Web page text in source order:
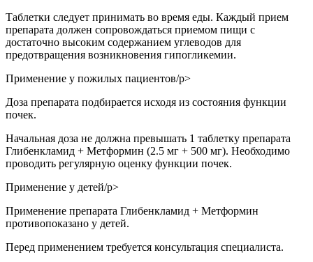
Таблетки следует принимать во время еды. Каждый прием
препарата должен сопровождаться приемом пищи с
достаточно высоким содержанием углеводов для
предотвращения возникновения гипогликемии.
Применение у пожилых пациентов/p>
Доза препарата подбирается исходя из состояния функции
почек.
Начальная доза не должна превышать 1 таблетку препарата
Глибенкламид + Метформин (2.5 мг + 500 мг). Необходимо
проводить регулярную оценку функции почек.
Применение у детей/p>
Применение препарата Глибенкламид + Метформин
противопоказано у детей.
Перед применением требуется консультация специалиста.